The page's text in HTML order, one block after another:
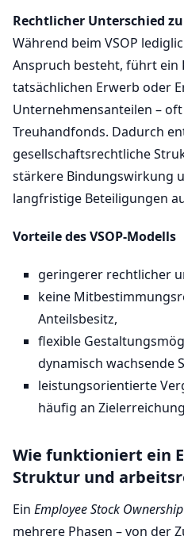
Rechtlicher Unterschied
Während beim VSOP
Anspruch besteht, führt ein
tatsächlichen Erwerb oder
Unternehmensanteilen –
Treuhandfonds. Dadurch
gesellschaftsrechtliche
stärkere Bindungswirkung
langfristige Beteiligungen
Vorteile des VSOP-Modells
geringerer rechtlicher
keine
Anteilsbesitz,
flexible
dynamisch wachsende
leistungsorientierte
häufig an
Wie funktioniert ein
Struktur und
Ein Employee Stock
mehrere Phasen – von der